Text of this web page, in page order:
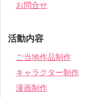
お問合せ
活動内容
ご当地作品制作
キャラクター制作
漫画制作